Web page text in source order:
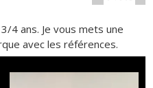
4 ans. Je vous mets une
avec les références.